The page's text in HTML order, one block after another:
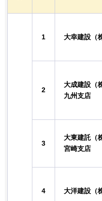
1 大幸建設（
2
大成建設（
九州支店
3
大東建託（
宮崎支店
4 大洋建設（